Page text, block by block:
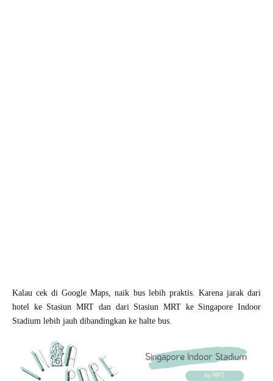
Kalau cek di Google Maps, naik bus lebih praktis. Karena jarak dari
hotel ke Stasiun MRT dan dari Stasiun MRT ke Singapore Indoor
Stadium lebih jauh dibandingkan ke halte bus.